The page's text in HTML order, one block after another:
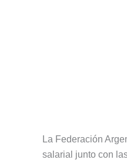
La Federación
salarial junto con